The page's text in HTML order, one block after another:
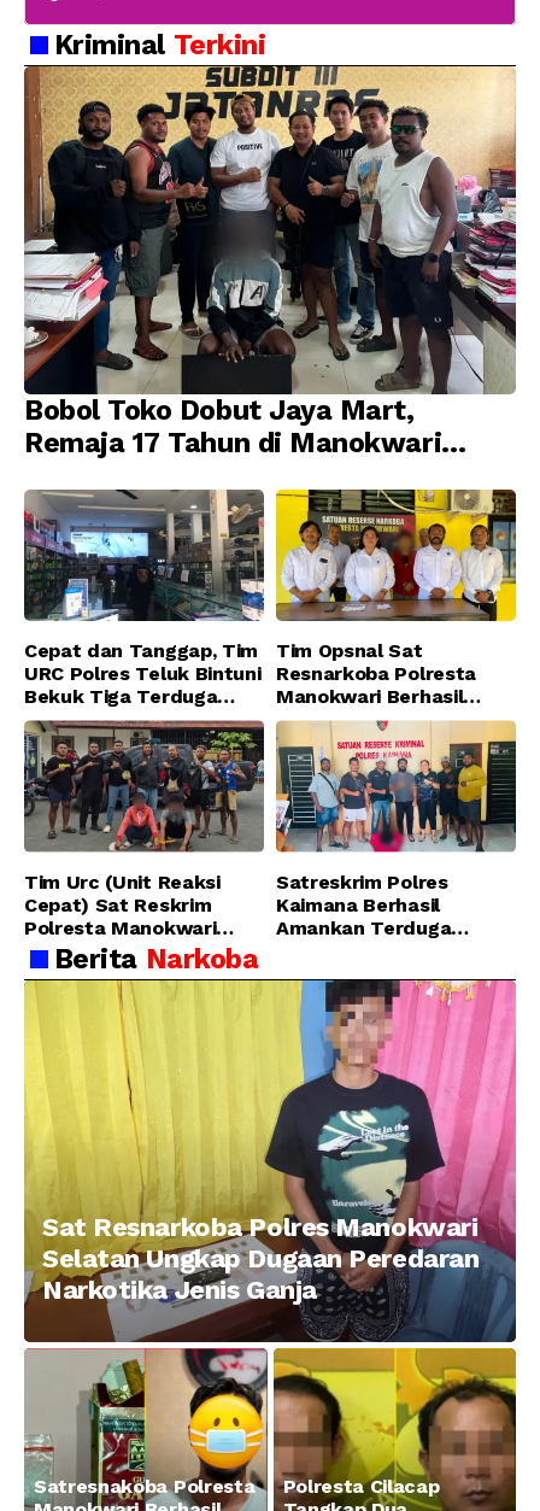
Kriminal Terkini
Bobol Toko Dobut Jaya Mart,
Remaja 17 Tahun di Manokwari
Jatanras Polda Papua Barat
Cepat dan Tanggap, Tim
URC Polres Teluk Bintuni
Bekuk Tiga Terduga
Pelaku Pencurian di SMA
Sanawesen
Tim Opsnal Sat
Resnarkoba Polresta
Manokwari Berhasil
Ungkap Kasus Tindak
Pidana Narkotika
Golongan I Jenis Shabu
di SP 4 Distrik Prafi kab.
Manokwari
Tim Urc (Unit Reaksi
Cepat) Sat Reskrim
Polresta Manokwari
Berhasil Tangkap 2
Pelaku Pengeroyokan di
Taman Ria kab.
Manokwari
Satreskrim Polres
Kaimana Berhasil
Amankan Terduga
Menggunakan Senjata
Tajam
Berita Narkoba
Sat Resnarkoba Polres Manokwari
Selatan Ungkap Dugaan Peredaran
Narkotika Jenis Ganja
Satresnakoba Polresta
Polresta Cilacap